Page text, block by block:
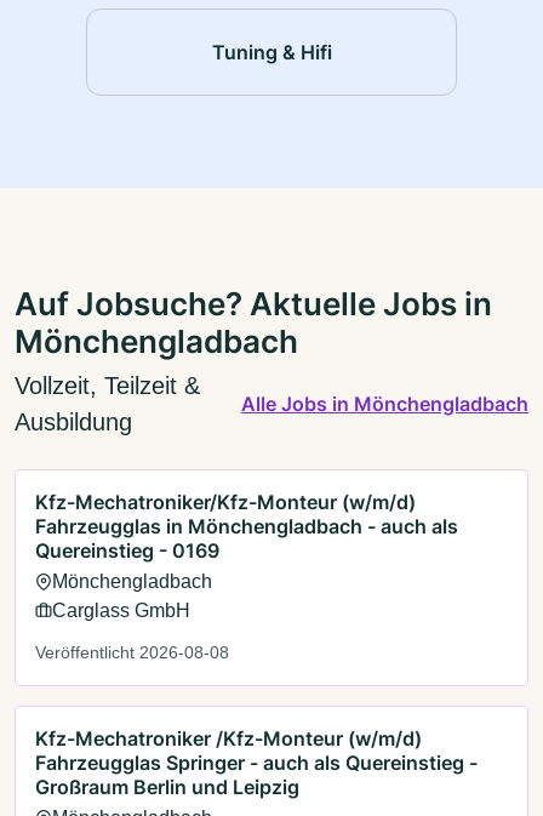
Tuning & Hifi
Auf Jobsuche? Aktuelle Jobs in
Mönchengladbach
Vollzeit, Teilzeit &
Ausbildung
Alle Jobs in Mönchengladbach
Kfz-Mechatroniker/Kfz-Monteur (w/m/d)
Fahrzeugglas in Mönchengladbach - auch als
Quereinstieg - 0169
Mönchengladbach
Carglass GmbH
Veröffentlicht 2026-08-08
Kfz-Mechatroniker /Kfz-Monteur (w/m/d)
Fahrzeugglas Springer - auch als Quereinstieg -
Großraum Berlin und Leipzig